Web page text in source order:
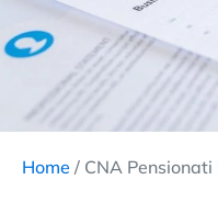
Home / CNA Pensionati